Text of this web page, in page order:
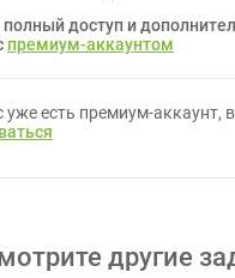
полный доступ и
премиум-аккаунтом
уже есть премиум-аккаунт,
другие